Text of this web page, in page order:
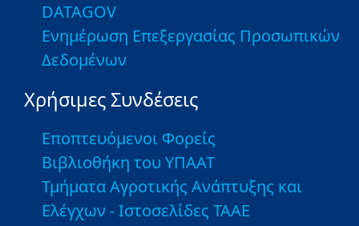
DATAGOV
Ενημέρωση Επεξεργασίας Προσωπικών
Δεδομένων
Χρήσιμες Συνδέσεις
Εποπτευόμενοι Φορείς
Βιβλιοθήκη του ΥΠΑΑΤ
Τμήματα Αγροτικής Ανάπτυξης και
Ελέγχων - Ιστοσελίδες ΤΑΑΕ